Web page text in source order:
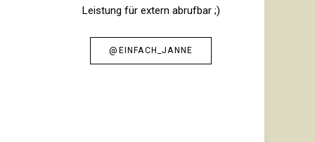
Leistung für extern abrufbar ;)
@EINFACH_JANNE